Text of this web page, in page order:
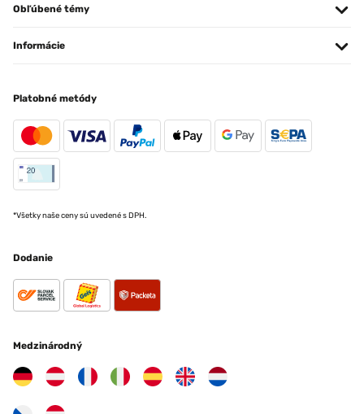
Obľúbené témy
Informácie
Platobné metódy
*Všetky naše ceny sú uvedené s DPH.
Dodanie
Medzinárodný